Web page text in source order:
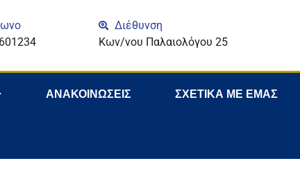
Διέθυνση
Κων/νου Παλαιολόγου 25
ΑΝΑΚΟΙΝΩΣΕΙΣ ΣΧΕΤΙΚΑ ΜΕ ΕΜΑΣ